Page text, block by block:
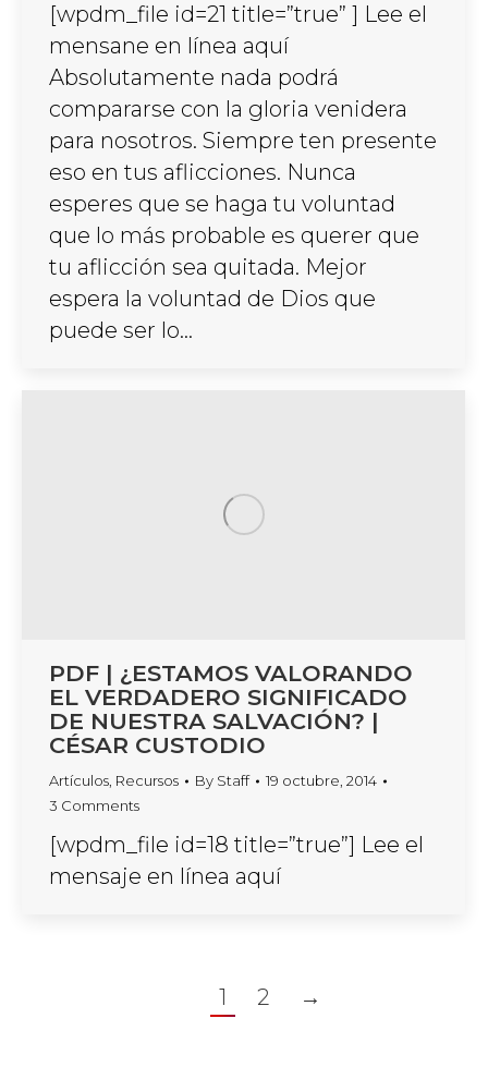
[wpdm_file id=21 title=”true” ] Lee el
mensane en línea aquí
Absolutamente nada podrá
compararse con la gloria venidera
para nosotros. Siempre ten presente
eso en tus aflicciones. Nunca
esperes que se haga tu voluntad
que lo más probable es querer que
tu aflicción sea quitada. Mejor
espera la voluntad de Dios que
puede ser lo…
PDF | ¿ESTAMOS VALORANDO
EL VERDADERO SIGNIFICADO
DE NUESTRA SALVACIÓN? |
CÉSAR CUSTODIO
Artículos Recursos By Staff
19 octubre, 2014
3 Comments
[wpdm_file id=18 title=”true”] Lee el
mensaje en línea aquí
1 2 →